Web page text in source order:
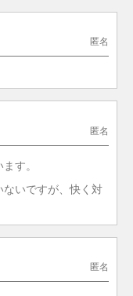
匿名
匿名
す。
いですが、快く対
匿名